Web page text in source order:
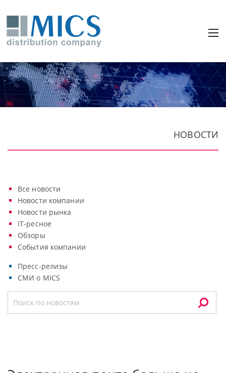
НОВОСТИ
Все новости
Новости компании
Новости рынка
IT-ресное
Обзоры
События компании
Пресс-релизы
СМИ о MICS